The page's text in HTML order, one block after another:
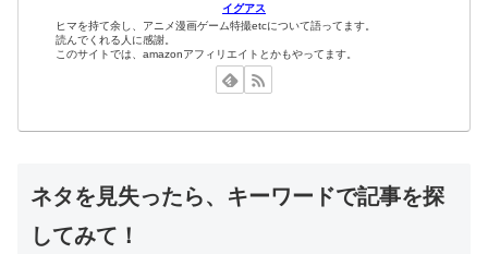
イグアス
ヒマを持て余し、アニメ漫画ゲーム特撮etcについて語ってます。
読んでくれる人に感謝。
このサイトでは、amazonアフィリエイトとかもやってます。
ネタを見失ったら、キーワードで記事を探
してみて！